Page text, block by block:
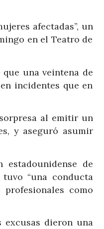
afectadas”, un
en el Teatro de
una veintena de
incidentes que en
al emitir un
y aseguró asumir
de
“una conducta
como
excusas dieron una